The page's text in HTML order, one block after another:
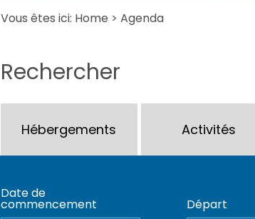
Vous êtes ici: Home > Agenda
Rechercher
Hébergements Activités
Date de
commencement Départ